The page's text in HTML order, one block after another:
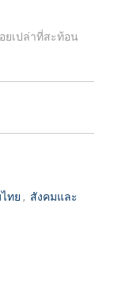
ยเปล่าที่สะท้อน
ทย , สังคมและ